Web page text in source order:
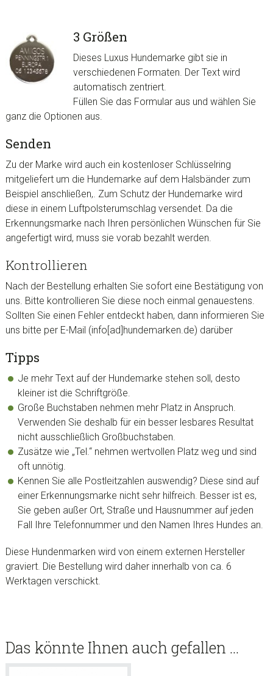
3 Größen
Dieses Luxus Hundemarke gibt sie in
verschiedenen Formaten. Der Text wird
automatisch zentriert.
Füllen Sie das Formular aus und wählen Sie
ganz die Optionen aus.
Senden
Zu der Marke wird auch ein kostenloser Schlüsselring
mitgeliefert um die Hundemarke auf dem Halsbänderzum
Beispiel anschließen,. Zum Schutz der Hundemarke wird
diese in einem Luftpolsterumschlag versendet. Da die
Erkennungsmarke nach Ihren persönlichen Wünschen für Sie
angefertigt wird, muss sie vorab bezahlt werden.
Kontrollieren
Nach der Bestellung erhalten Sie sofort eine Bestätigung von
uns. Bitte kontrollieren Sie diese noch einmal genauestens.
Sollten Sie einen Fehler entdeckt haben, dann informieren Sie
uns bitte per E-Mail (info[ad]hundemarken.de) darüber
Tipps
Je mehr Text auf der Hundemarke stehen soll, desto
kleiner ist die Schriftgröße.
Große Buchstaben nehmen mehr Platz in Anspruch.
Verwenden Sie deshalb für ein besser lesbares Resultat
nicht ausschließlich Großbuchstaben.
Zusätze wie „Tel.“ nehmen wertvollen Platz weg und sind
oft unnötig.
Kennen Sie alle Postleitzahlen auswendig? Diese sind auf
einer Erkennungsmarke nicht sehr hilfreich. Besser ist es,
Sie geben außer Ort, Straße und Hausnummer auf jeden
Fall Ihre Telefonnummer und den Namen Ihres Hundes an.
Diese Hundenmarken wird von einem externen Hersteller
graviert. Die Bestellung wird daher innerhalb von ca. 6
Werktagen verschickt.
Das könnte Ihnen auch gefallen …